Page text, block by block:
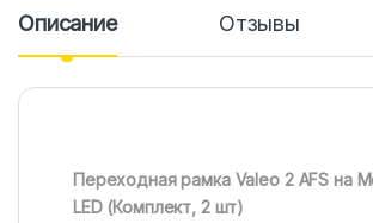
Описание Отзывы
Переходная рамка Valeo 2 AFS на
LED (Комплект, 2 шт)